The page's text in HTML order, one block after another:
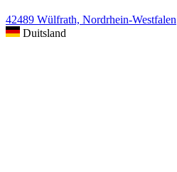
42489 Wülfrath, Nordrhein-Westfalen
Duitsland